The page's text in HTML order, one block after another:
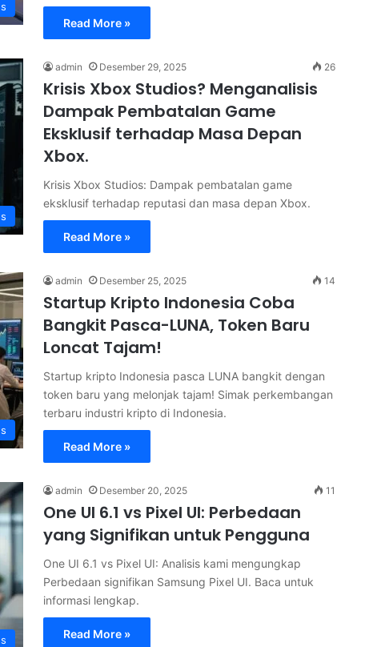
Read More »
admin Desember 29, 2025 26
Krisis Xbox Studios? Menganalisis
Dampak Pembatalan Game
Eksklusif terhadap Masa Depan
Xbox.
Krisis Xbox Studios: Dampak pembatalan game
eksklusif terhadap reputasi dan masa depan Xbox.
Read More »
admin Desember 25, 2025 14
Startup Kripto Indonesia Coba
Bangkit Pasca-LUNA, Token Baru
Loncat Tajam!
Startup kripto Indonesia pasca LUNA bangkit dengan
token baru yang melonjak tajam! Simak perkembangan
terbaru industri kripto di Indonesia.
Read More »
admin Desember 20, 2025 11
One UI 6.1 vs Pixel UI: Perbedaan
yang Signifikan untuk Pengguna
One UI 6.1 vs Pixel UI: Analisis kami mengungkap
Perbedaan signifikan Samsung Pixel UI. Baca untuk
informasi lengkap.
Read More »